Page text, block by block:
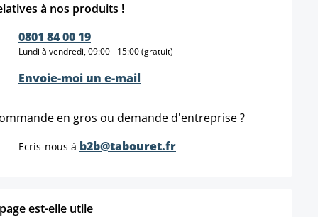
à nos produits !
0801 84 00 19
Lundi à vendredi, 09:00 - 15:00 (gratuit)
Envoie-moi un e-mail
en gros ou demande d'entreprise ?
Ecris-nous à b2b@tabouret.fr
est-elle utile